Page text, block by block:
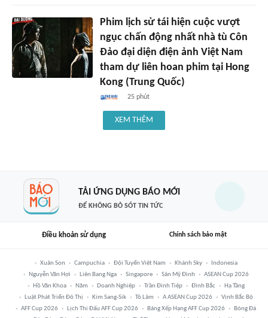
Phim lịch sử tái hiện cuộc vượt
ngục chấn động nhất nhà tù Côn
Đảo đại diện điện ảnh Việt Nam
tham dự liên hoan phim tại Hong
Kong (Trung Quốc)
25 phút
XEM THÊM
TẢI ỨNG DỤNG BÁO MỚI
ĐỂ KHÔNG BỎ SÓT TIN TỨC
Điều khoản sử dụng Chính sách bảo mật
Xuân Son Campuchia Đội Tuyển Việt Nam Khánh Sky
Indonesia
Nguyễn Văn Hợi
Liên Bang Nga Singapore Sân Mỹ Đình
ASEAN Cup 2026
Hồ Văn Khoa
Năm Doanh Nghiệp Trần Đình Tiệp Đình Bắc
Hạ Tầng
Luật Phát Triển Đô Thị
Kim Sang-Sik Tô Lâm A ASEAN Cup 2026
Vịnh Bắc Bộ
AFF Cup 2026
Lịch Thi Đấu AFF Cup 2026 Bảng Xếp Hạng AFF Cup 2026
Bóng Đá